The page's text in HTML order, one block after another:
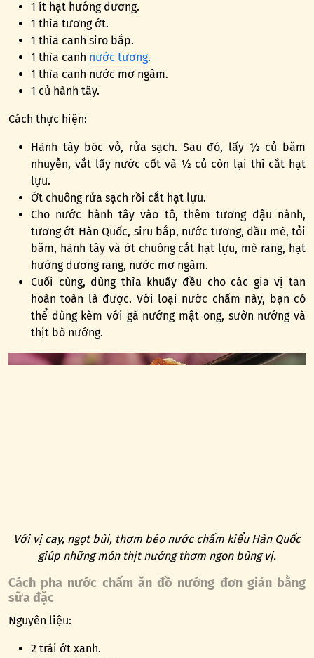
1 ít hạt hướng dương.
1 thìa tương ớt.
1 thìa canh siro bắp.
1 thìa canh nước tương.
1 thìa canh nước mơ ngâm.
1 củ hành tây.
Cách thực hiện:
Hành tây bóc vỏ, rửa sạch. Sau đó, lấy ½ củ băm
nhuyễn, vắt lấy nước cốt và ½ củ còn lại thì cắt hạt
lựu.
Ớt chuông rửa sạch rồi cắt hạt lựu.
Cho nước hành tây vào tô, thêm tương đậu nành,
tương ớt Hàn Quốc, siru bắp, nước tương, dầu mè, tỏi
băm, hành tây và ớt chuông cắt hạt lựu, mè rang, hạt
hướng dương rang, nước mơ ngâm.
Cuối cùng, dùng thìa khuấy đều cho các gia vị tan
hoàn toàn là được. Với loại nước chấm này, bạn có
thể dùng kèm với gà nướng mật ong, sườn nướng và
thịt bò nướng.
Với vị cay, ngọt bùi, thơm béo nước chấm kiểu Hàn Quốc
giúp những món thịt nướng thơm ngon bùng vị.
Cách pha nước chấm ăn đồ nướng đơn giản bằng
sữa đặc
Nguyên liệu:
2 trái ớt xanh.